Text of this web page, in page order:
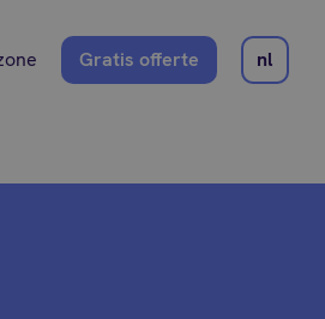
Gratis offerte nl